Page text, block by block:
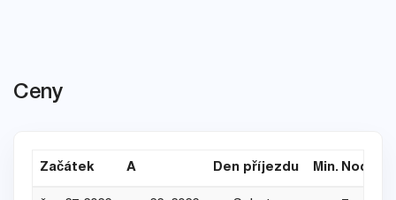
Ceny
Začátek A Den příjezdu Min. Noce